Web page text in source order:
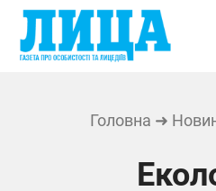
Головна ➜